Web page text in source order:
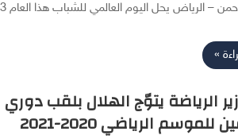
»
الرياضة يتوّج الهلال بلقب
الرياضي 2020-2021